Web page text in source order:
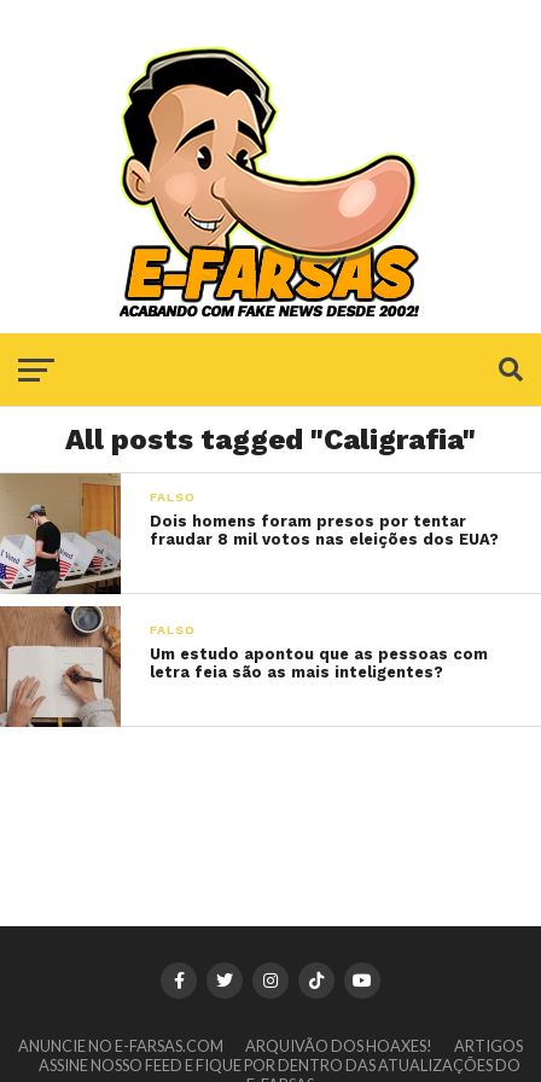
All posts tagged "Caligrafia"
FALSO
Dois homens foram presos por tentar
fraudar 8 mil votos nas eleições dos EUA?
FALSO
Um estudo apontou que as pessoas com
letra feia são as mais inteligentes?
ANUNCIE NO E-FARSAS.COM ARQUIVÃO DOS HOAXES!
ARTIGOS
ASSINE NOSSO FEED E FIQUE POR DENTRO DAS ATUALIZAÇÕES DO